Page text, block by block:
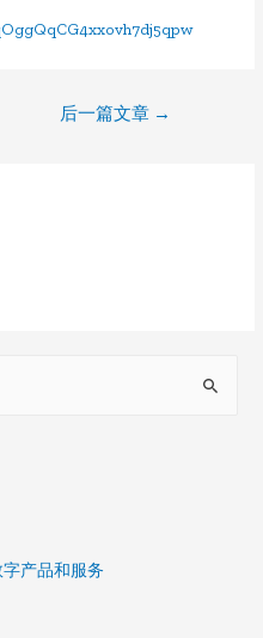
后一篇文章 →
产品和服务